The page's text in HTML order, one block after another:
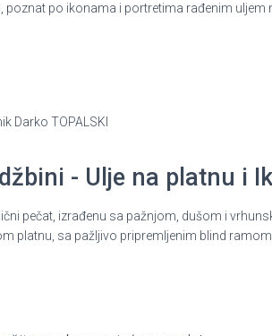
po ikonama i portretima rađenim
Darko TOPALSKI
- Ulje na platnu i
pečat, izrađenu sa pažnjom, dušom i
platnu, sa pažljivo pripremljenim blind